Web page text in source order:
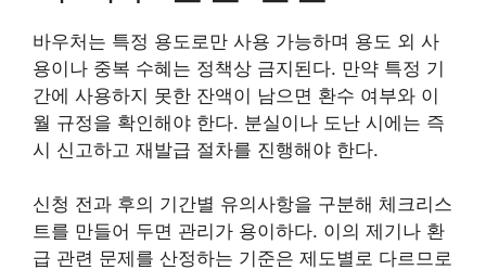
바우처는 특정 용도로만 사용 가능하며 용도 외 사
용이나 중복 수혜는 정책상 금지된다. 만약 특정 기
간에 사용하지 못한 잔액이 남으면 환수 여부와 이
월 규정을 확인해야 한다. 분실이나 도난 시에는 즉
시 신고하고 재발급 절차를 진행해야 한다.
신청 전과 후의 기간별 유의사항을 구분해 체크리스
트를 만들어 두면 관리가 용이하다. 이의 제기나 환
급 관련 문제를 산정하는 기준은 제도별로 다르므로